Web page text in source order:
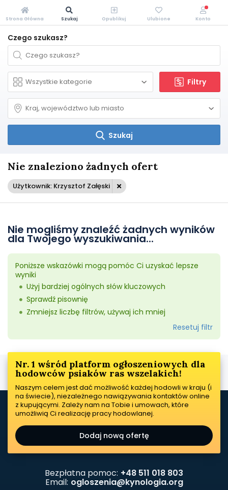
Czego szukasz?
Filtry
Szukaj
Nie znaleziono żadnych ofert
Użytkownik: Krzysztof Załęski
Nie mogliśmy znaleźć żadnych wyników
dla Twojego wyszukiwania...
Poniższe wskazówki mogą pomóc Ci uzyskać lepsze
wyniki
Użyj bardziej ogólnych słów kluczowych
Sprawdź pisownię
Zmniejsz liczbę filtrów, używaj ich mniej
Resetuj filtr
Nr. 1 wśród platform ogłoszeniowych dla
hodowców psiaków ras wszelakich!
Naszym celem jest dać możliwość każdej hodowli w kraju (i
na świecie), niezależnego nawiązywania kontaktów online
z kupującymi. Zależy nam na Tobie i umowach, które
umożliwią Ci realizację pracy hodowlanej.
Dodaj nową ofertę
Bezpłatna pomoc: +48 511 018 803
Email: ogloszenia@kynologia.org
Strona Główna Szukaj Opublikuj Ulubione Konto